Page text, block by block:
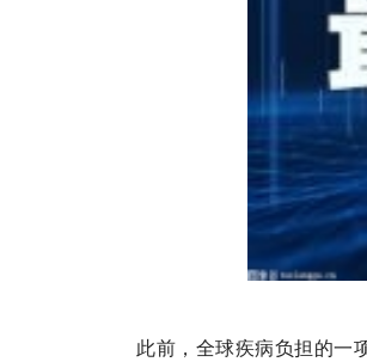
此前，全球疾病负担的一